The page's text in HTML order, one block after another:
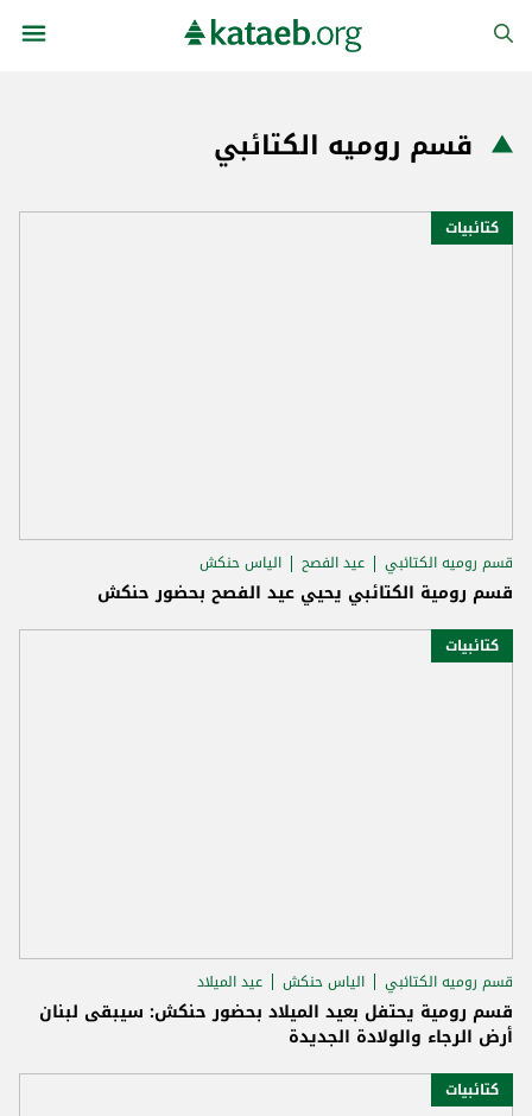
قسم روميه الكتائبي
كتائبيات
قسم روميه الكتائبي عيد الفصح الياس حنكش
قسم رومية الكتائبي يحيي عيد الفصح بحضور حنكش
كتائبيات
قسم روميه الكتائبي الياس حنكش عيد الميلاد
قسم رومية يحتفل بعيد الميلاد بحضور حنكش: سيبقى لبنان
أرض الرجاء والولادة الجديدة
كتائبيات